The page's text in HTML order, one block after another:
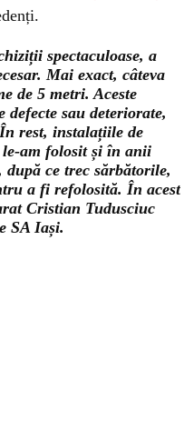
spectaculoase, a
Mai exact, câteva
de 5 metri. Aceste
sau deteriorate,
rest, instalațiile de
am folosit și în anii
ce trec sărbătorile,
a fi refolosită. În acest
Cristian Tudusciuc
SA Iași.